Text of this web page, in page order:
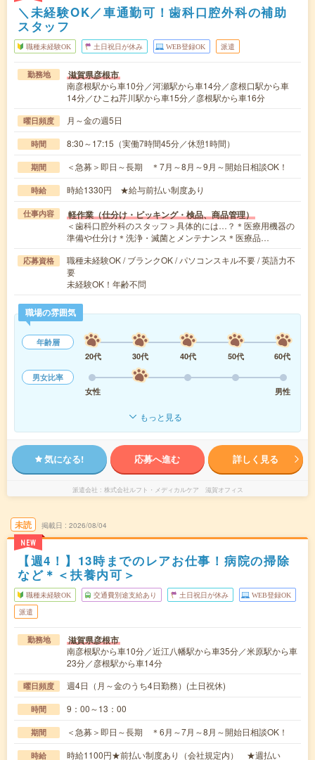
＼未経験OK／車通勤可！歯科口腔外科の補助
スタッフ
職種未経験OK 土日祝日が休み WEB登録OK 派遣
勤務地 滋賀県彦根市
南彦根駅から車10分／河瀬駅から車14分／彦根口駅から車
14分／ひこね芹川駅から車15分／彦根駅から車16分
曜日頻度 月～金の週5日
時間 8:30～17:15（実働7時間45分／休憩1時間）
期間 ＜急募＞即日～長期 ＊7月～8月～9月～開始日相談OK！
時給 時給1330円 ★給与前払い制度あり
仕事内容 軽作業（仕分け・ピッキング・検品、商品管理）
＜歯科口腔外科のスタッフ＞具体的には…？＊医療用機器の
準備や仕分け＊洗浄・滅菌とメンテナンス＊医療品…
応募資格
職種未経験OK / ブランクOK / パソコンスキル不要 / 英語力不
要
未経験OK！年齢不問
職場の雰囲気
年齢層
20代
30代 40代 50代
60代
男女比率
女性
男性
もっと見る
気になる! 応募へ進む 詳しく見る
派遣会社 株式会社ルフト・メディカルケア 滋賀オフィス
未読
NEW
掲載日 2026/08/04
【週4！】13時までのレアお仕事！病院の掃除
など＊＜扶養内可＞
職種未経験OK 交通費別途支給あり 土日祝日が休み WEB登録OK
派遣
勤務地 滋賀県彦根市
南彦根駅から車10分／近江八幡駅から車35分／米原駅から車
23分／彦根駅から車14分
曜日頻度 週4日（月～金のうち4日勤務）(土日祝休)
時間 9：00～13：00
期間 ＜急募＞即日～長期 ＊6月～7月～8月～開始日相談OK！
時給
時給1100円★前払い制度あり（会社規定内） ★週払い